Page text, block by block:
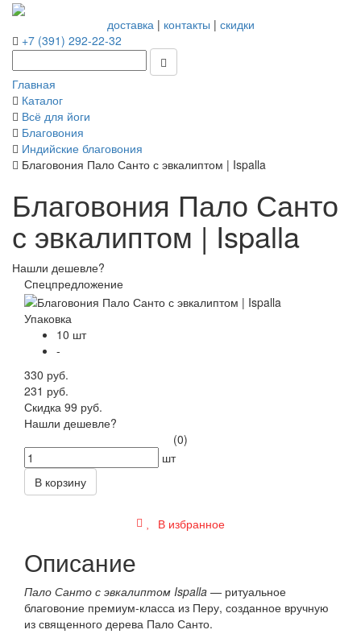
доставка| контакты | скидки
+7 (391) 292-22-32
Главная
Каталог
Всё для йоги
Благовония
Индийские благовония
Благовония Пало Санто с эвкалиптом | Ispalla
Благовония Пало Санто
с эвкалиптом | Ispalla
Нашли дешевле?
Спецпредложение
Упаковка
10 шт
-
330 руб.
231 руб.
Скидка 99 руб.
Нашли дешевле?
(0)
шт
В корзину
В избранное
Описание
Пало Санто с эвкалиптом Ispalla — ритуальное
благовоние премиум-класса из Перу, созданное вручную
из священного дерева Пало Санто.